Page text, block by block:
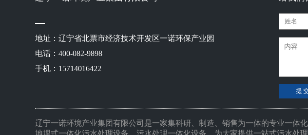
地址：辽宁省北票市经济技术开发区一诺环保产业园
电话：400-082-9898
手机：15714016422
提
辽宁一诺环境产业集团有限公司是一家集科研、制造、销售为一体的专业一体
地埋式一体化污水处理设备，污水处理一体化设备，为大家提供一站式污水处理